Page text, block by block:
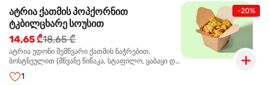
-20%
ატრია ქათმის პოპქორნით
ტკბილცხარე სოუსით
14,65 ₾18,65 ₾
ატრია უდონი შემწვარი ქათმის ნაჭრებით,
ბოსტნეულით (მწვანე წიწაკა, სტაფილო, ყაბაყი და
ნიორი) ტკბილ-ცხარე სოუსით, მწვანე ლობიო.
სეზამის მარცვლები,ხახვი,მწვანე ხახვი
1